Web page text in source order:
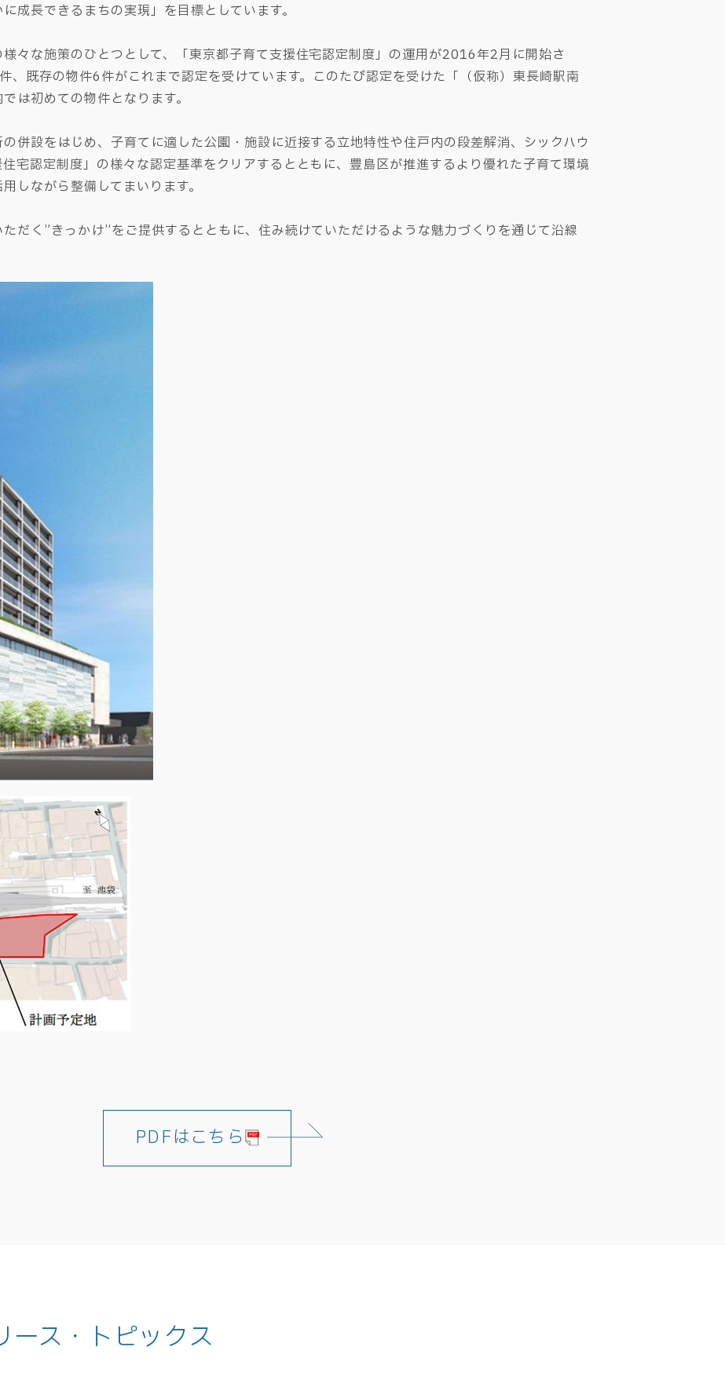
成長できるまちの実現」を目標としています。
々な施策のひとつとして、「東京都子育て支援住宅認定制度」の運用が2016年2月に開始さ
、既存の物件6件がこれまで認定を受けています。このたび認定を受けた「（仮称）東長崎駅南
は初めての物件となります。
併設をはじめ、子育てに適した公園・施設に近接する立地特性や住戸内の段差解消、シックハウ
宅認定制度」の様々な認定基準をクリアするとともに、豊島区が推進するより優れた子育て環境
しながら整備してまいります。
だく”きっかけ”をご提供するとともに、住み続けていただけるような魅力づくりを通じて沿線
PDFはこちら
ース・トピックス